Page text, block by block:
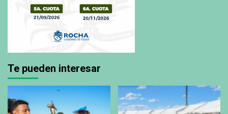
Te pueden interesar